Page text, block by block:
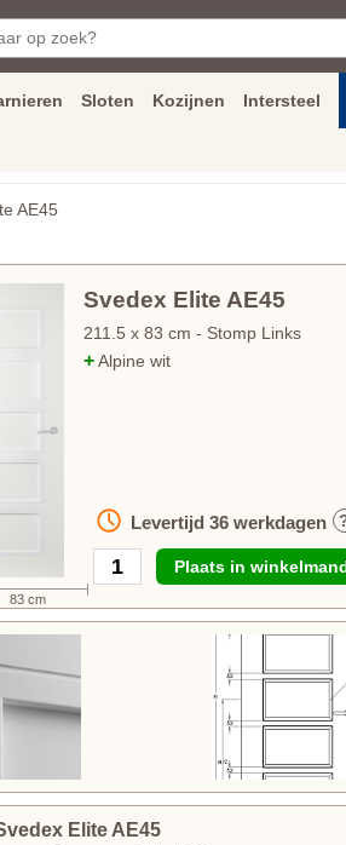
Sloten Kozijnen Intersteel
AE45
Svedex Elite AE45
211.5 x 83 cm - Stomp Links
+Alpine wit
Plaats in
Levertijd 36werkdagen
83 cm
Elite AE45